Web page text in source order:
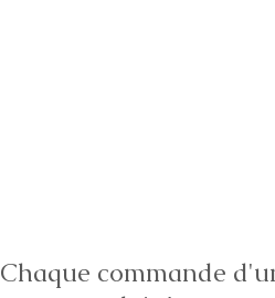
Chaque commande